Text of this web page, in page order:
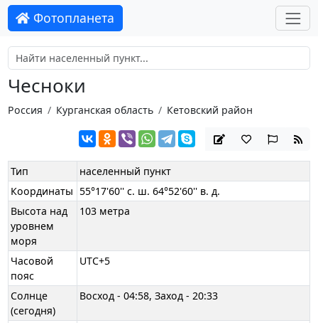
Фотопланета
Чесноки
Россия Курганская область Кетовский район
Тип
населенный пункт
Координаты 55°17'60'' с. ш. 64°52'60'' в. д.
Высота над
уровнем
моря
103 метра
Часовой
пояс
UTC+5
Солнце
(сегодня)
Восход - 04:58, Заход - 20:33